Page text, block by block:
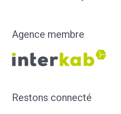
Agence membre
Restons connecté